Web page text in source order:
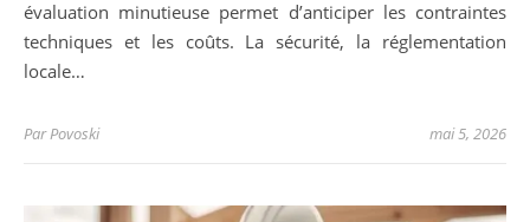
évaluation minutieuse permet d’anticiper les contraintes
techniques et les coûts. La sécurité, la réglementation
locale…
ParPovoski mai 5, 2026